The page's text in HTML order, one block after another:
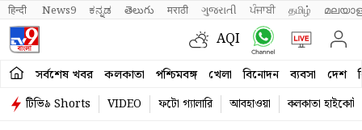
हिन्दी News9 ಕನ್ನಡ తెలుగు मराठी ગુજરાતી ਪੰਜਾਬੀ தமிழ்
AQI
সর্বশেষ খবর কলকাতা পশ্চিমবঙ্গ খেলা বিনোদন ব্যবসা দেশ
টিভি৯ Shorts VIDEO ফটো গ্যালারি আবহাওয়া
কলকাতা হাইকোর্ট